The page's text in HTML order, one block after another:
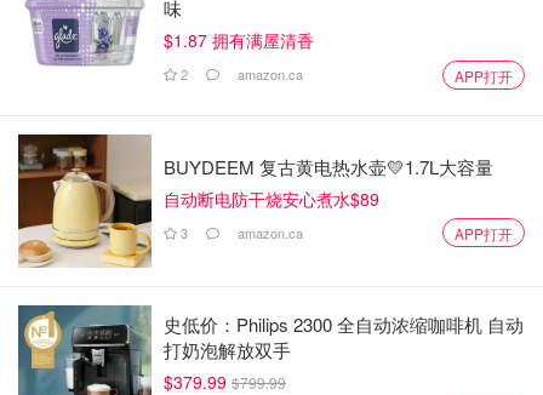
味
$1.87 拥有满屋清香
2 amazon.ca APP打开
BUYDEEM 复古黄电热水壶💛1.7L大容量
自动断电防干烧安心煮水$89
3 amazon.ca APP打开
史低价：Philips 2300 全自动浓缩咖啡机 自动
打奶泡解放双手
$379.99 $799.99